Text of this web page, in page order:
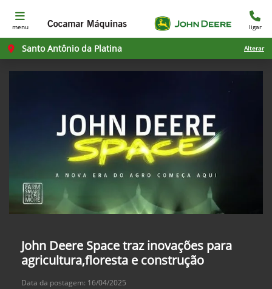
menu ligar
Santo Antônio da Platina Alterar
John Deere Space traz inovações para
agricultura,floresta e construção
Data da postagem: 16/04/2025